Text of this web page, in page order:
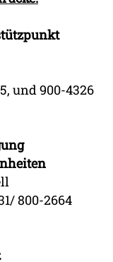
und 900-4326
800-2664